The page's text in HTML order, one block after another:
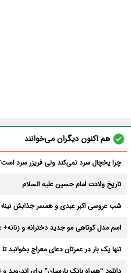
هم اکنون دیگران می‌خوانند
چرا یخچال سرد نمی‌کند ولی فریزر سرد است؟ 7
تاریخ ولادت امام حسین علیه السلام
شب عروسی اکبر عبدی و همسر جذابش نینا؛
اسم مدل کوتاهی مو جدید دخترانه و
تنها یک بار در عمرتان دعای معراج